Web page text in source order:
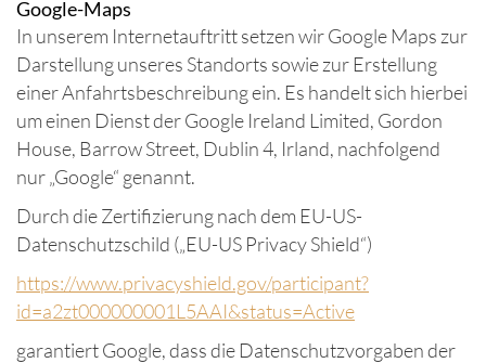
Google-Maps
In unserem Internetauftritt setzen wir Google Maps zur
Darstellung unseres Standorts sowie zur Erstellung
einer Anfahrtsbeschreibung ein. Es handelt sich hierbei
um einen Dienst der Google Ireland Limited, Gordon
House, Barrow Street, Dublin 4, Irland, nachfolgend
nur „Google“ genannt.
Durch die Zertifizierung nach dem EU-US-
Datenschutzschild („EU-US Privacy Shield“)
https://www.privacyshield.gov/participant?
id=a2zt000000001L5AAI&status=Active
garantiert Google, dass die Datenschutzvorgaben der